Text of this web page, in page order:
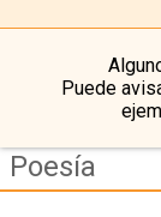
Puede
Poesía